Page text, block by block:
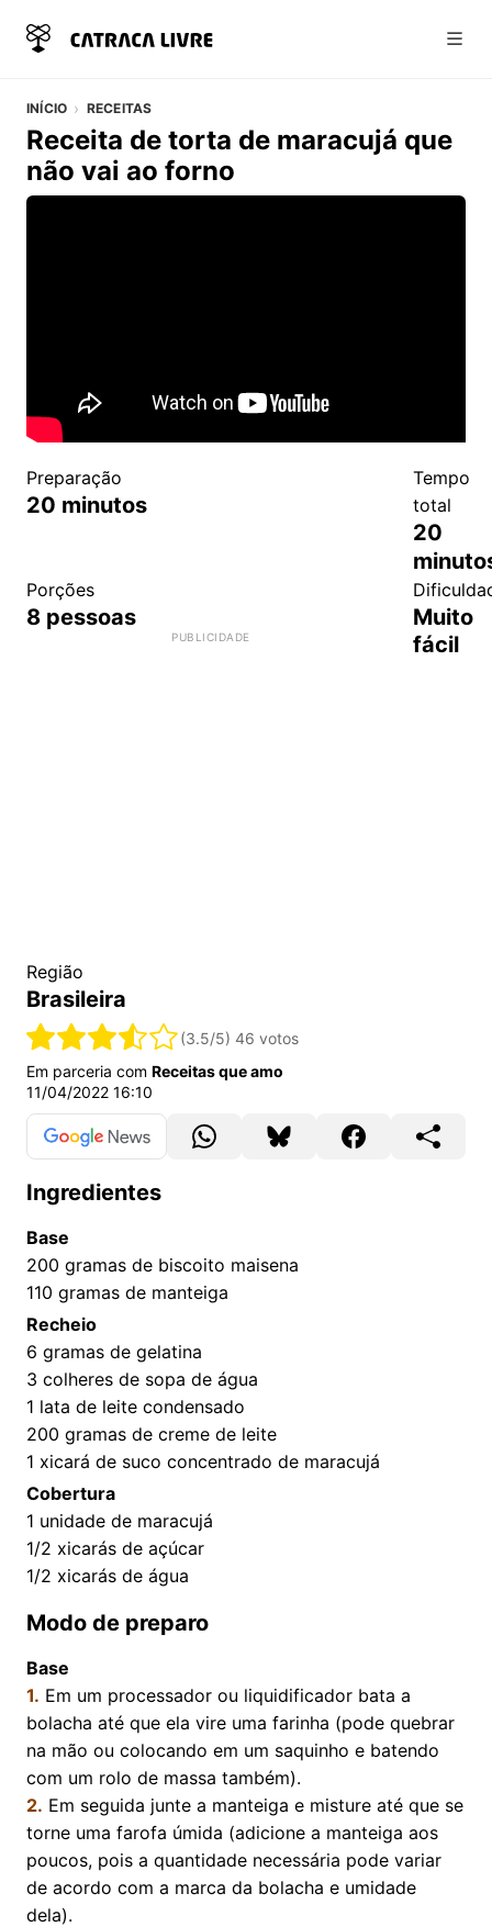
INÍCIO RECEITAS
Receita de torta de maracujá que
não vai ao forno
Vídeo do artigo
Detalhes da Receita
Preparação
20 minutos
Tempo
total
20
Porções
8 pessoas
Muito
fácil
Região
Brasileira
(3.5/5) 46 votos
Em parceria com Receitas que amo
11/04/2022 16:10
Ingredientes
Base
200 gramas de biscoito maisena
110 gramas de manteiga
Recheio
6 gramas de gelatina
3 colheres de sopa de água
1 lata de leite condensado
200 gramas de creme de leite
1 xicará de suco concentrado de maracujá
Cobertura
1 unidade de maracujá
1/2 xicarás de açúcar
1/2 xicarás de água
Modo de preparo
Base
1. Em um processador ou liquidificador bata a
bolacha até que ela vire uma farinha (pode quebrar
na mão ou colocando em um saquinho e batendo
com um rolo de massa também).
2. Em seguida junte a manteiga e misture até que se
torne uma farofa úmida (adicione a manteiga aos
poucos, pois a quantidade necessária pode variar
de acordo com a marca da bolacha e umidade
dela).